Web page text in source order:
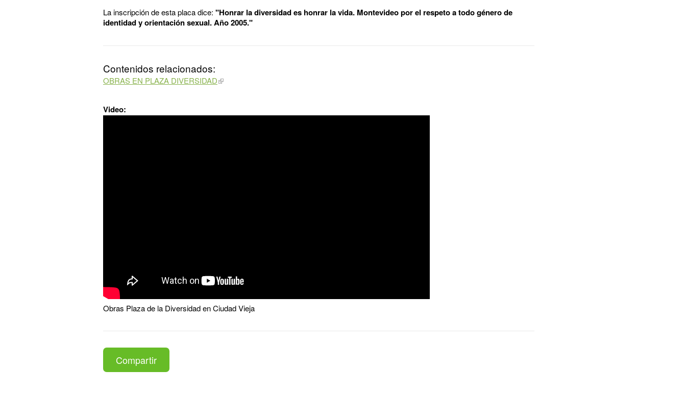
La inscripción de esta placa dice: "Honrar la diversidad es honrar la vida. Montevideo por el respeto a todo género de
identidad y orientación sexual. Año 2005."
Contenidos relacionados:
OBRAS EN PLAZA DIVERSIDAD
Video:
Obras Plaza de la Diversidad en Ciudad Vieja
Compartir